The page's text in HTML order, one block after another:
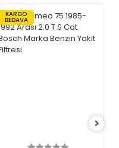
KARGO
BEDAVA